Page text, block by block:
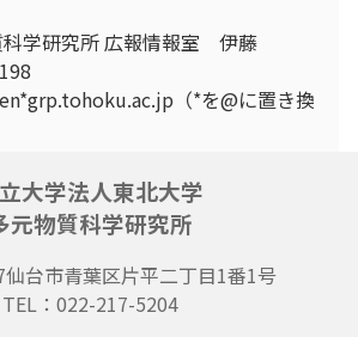
科学研究所 広報情報室 伊藤
（*を@に置き換
大学法人東北大学
元物質科学研究所
仙台市青葉区片平二丁目1番1号
TEL：022-217-5204